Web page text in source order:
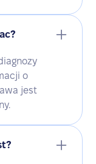
o
jest